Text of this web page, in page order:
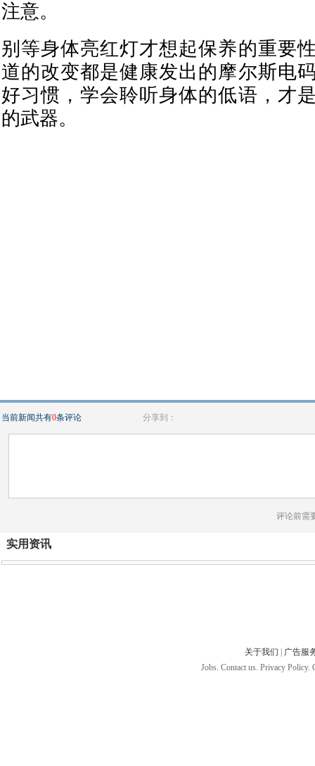
注意。
别等身体亮红灯才想起保养的重要
道的改变都是健康发出的摩尔斯电
好习惯，学会聆听身体的低语，才
的武器。
当前新闻共有0条评论 分享到：
评论前需
实用资讯
关于我们
广告服
Jobs. Contact us. Privacy